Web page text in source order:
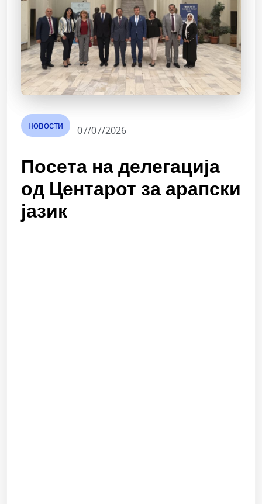
новости 07/07/2026
Посета на делегација
од Центарот за арапски
јазик